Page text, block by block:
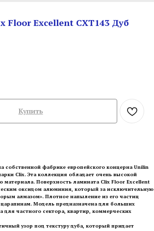
Floor Excellent CXT143 Дуб
Купить
собственной фабрике европейского концерна Unilin
Clix. Эта коллекция обладает очень высокой
материала. Поверхность ламината Clix Floor Excellent
оксидом алюминия, который за исключительную
алмазом». Плотное напыление из его частиц
Модель предназначена для больших
для частного сектора, квартир, коммерческих
узор под текстуру дуба, который придает